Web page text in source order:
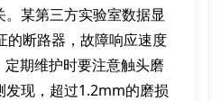
某第三方实验室数据显
的断路器，故障响应速度
期维护时要注意触头磨
发现，超过1.2mm的磨损